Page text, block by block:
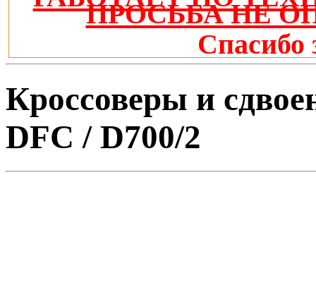
ПРОСЬБА НЕ
Спасибо
Кроссоверы и
DFC / D700/2